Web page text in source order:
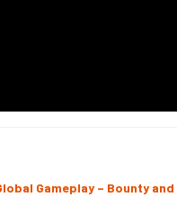
Gameplay – Bounty and